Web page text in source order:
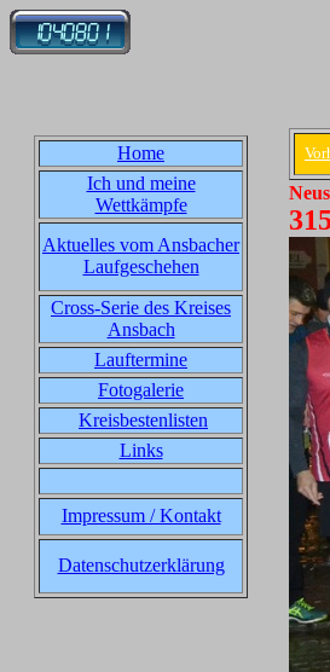
Home
Ich und meine
Wettkämpfe
Aktuelles vom Ansbacher
Laufgeschehen
Cross-Serie des Kreises
Ansbach
Lauftermine
Fotogalerie
Kreisbestenlisten
Links
Impressum / Kontakt
Datenschutzerklärung